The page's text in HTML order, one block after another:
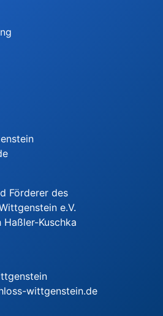
Förderer des
e.V.
Kuschka
wittgenstein.de